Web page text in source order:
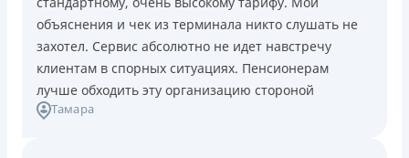
Ліцензія НБУ №10
Вся інформація про кредит
Знижена процентна ставка 0,01% в день для нових
клієнтів на період від 3 до 30 днів (після цього діє
стандартна ставка 1%)
Запитуються лише дані паспорта, ІПН, номер
банківської картки й телефону
Оформляються кредити онлайн 24/7. Розглядаються
объяснения и чек из терминала никто слушать не
захотел. Сервис абсолютно не идет навстречу
клиентам в спорных ситуациях. Пенсионерам
лучше обходить эту организацию стороной
Тамара